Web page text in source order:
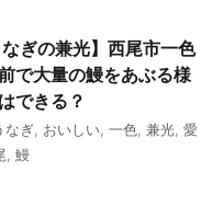
なぎの兼光】西尾市一色
で大量の鰻をあぶる様
できる？
なぎ おいしい 一色 兼光 愛
鰻